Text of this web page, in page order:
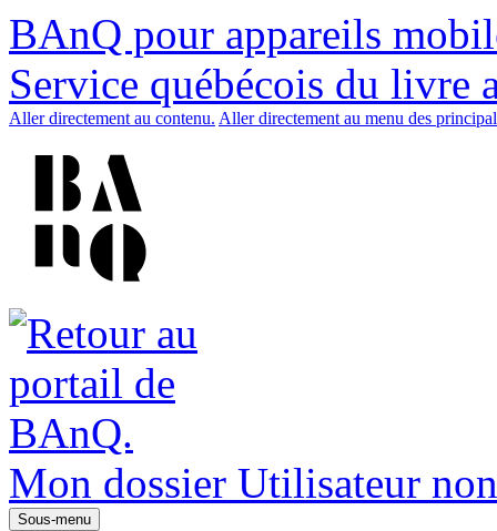
BAnQ pour appareils
Service québécois du livre
Aller directement au contenu. Aller directement au menu des
Mon dossier Utilisateur
Sous-menu